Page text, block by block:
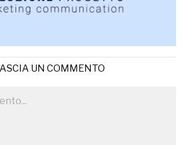
UN COMMENTO